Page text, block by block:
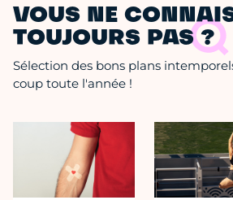
VOUS NE
TOUJOURS PAS ?
Sélection des bons plans
coup toute l'année !